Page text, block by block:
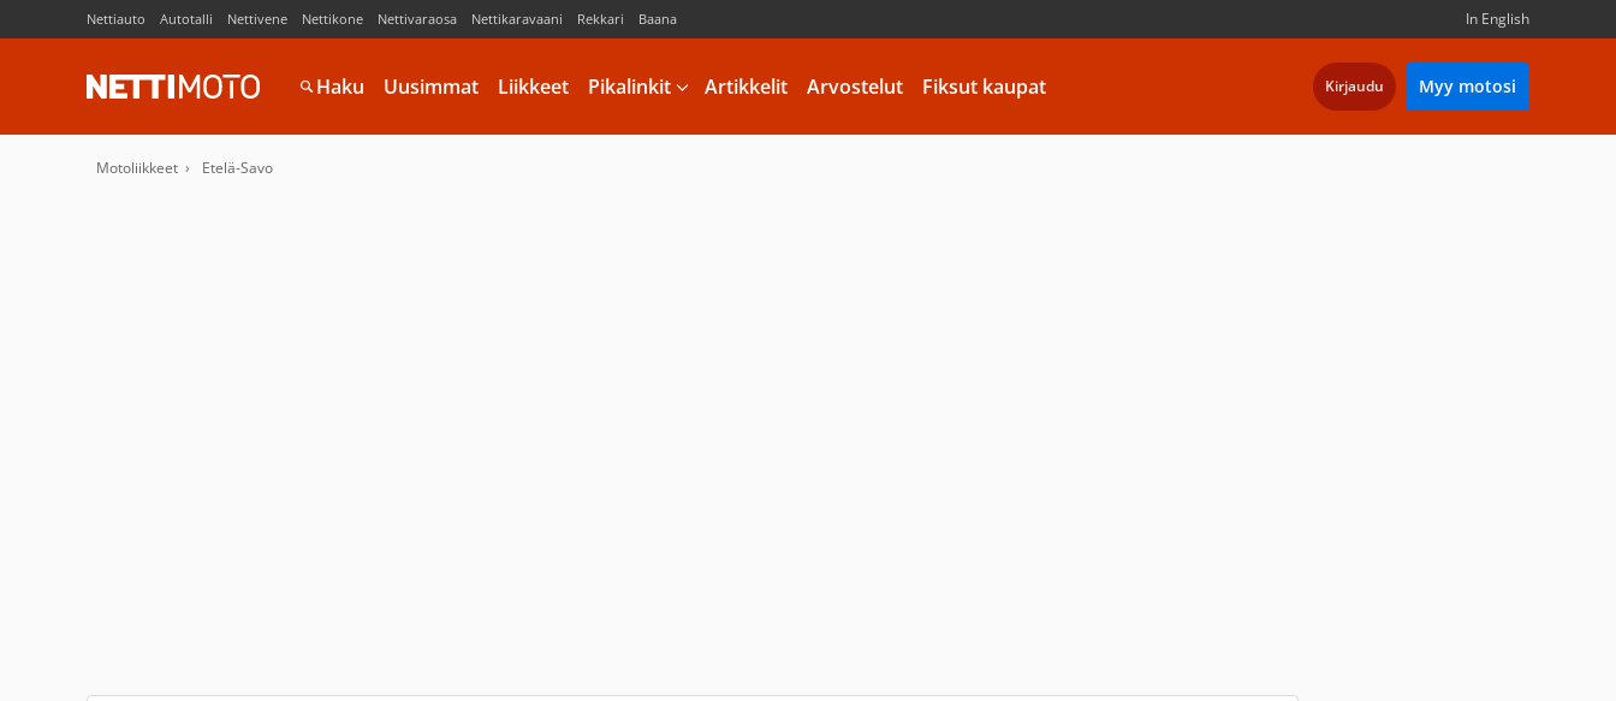
Nettiauto Autotalli Nettivene Nettikone Nettivaraosa Nettikaravaani Rekkari Baana In English
Haku Uusimmat Liikkeet Pikalinkit Artikkelit Arvostelut Fiksut kaupat Kirjaudu Myy motosi
Motoliikkeet Etelä-Savo